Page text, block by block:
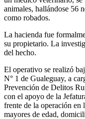
animales, hallándose 56
como robados.
La hacienda fue
su propietario. La
del hecho.
El operativo se realizó
N° 1 de Gualeguay, a
Prevención de Delitos
con el apoyo de la
frente de la operación en
mayores de edad,